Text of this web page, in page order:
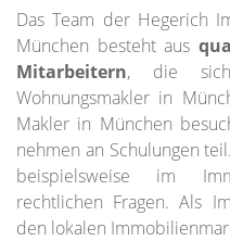
Das Team der Hegerich
München besteht aus
Mitarbeitern, die
Wohnungsmakler in
Makler in München
nehmen an Schulungen
beispielsweise im
rechtlichen Fragen. Als
den lokalen